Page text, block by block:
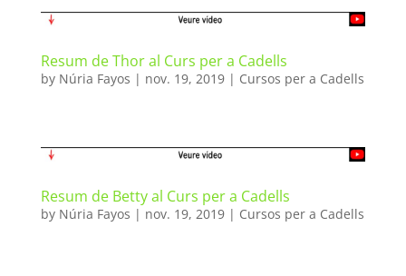
Resum de Thor al Curs per a Cadells
by Núria Fayos | nov. 19, 2019| Cursos per a Cadells
Resum de Betty al Curs per a Cadells
by Núria Fayos | nov. 19, 2019| Cursos per a Cadells